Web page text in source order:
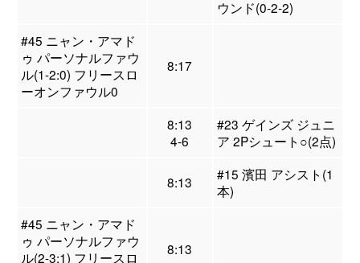
ウンド(0-2-2)
#45 ニャン・アマド
ゥ パーソナルファウ
ル(1-2:0) フリースロ
ーオンファウル0
8:17
8:13
4-6
#23 ゲインズ ジュニ
ア 2Pシュート○(2点)
8:13
#15 濱田 アシスト(1
本)
#45 ニャン・アマド
ゥ パーソナルファウ
ル(2-3:1) フリースロ
8:13